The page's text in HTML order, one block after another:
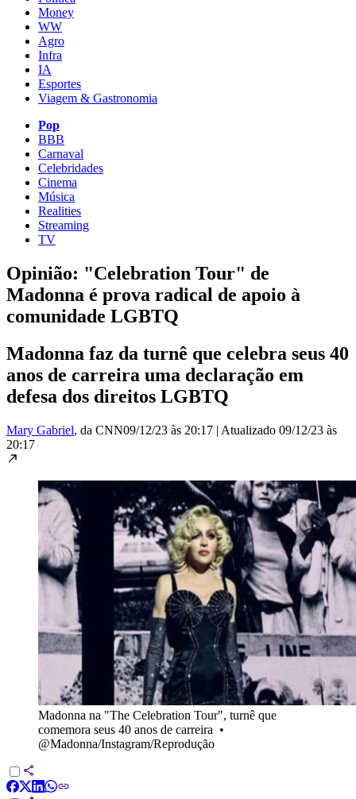
Money
WW
Agro
Infra
IA
Esportes
Viagem & Gastronomia
Pop
BBB
Carnaval
Celebridades
Cinema
Música
Realities
Streaming
TV
Opinião: "Celebration Tour" de
Madonna é prova radical de apoio à
comunidade LGBTQ
Madonna faz da turnê que celebra seus 40
anos de carreira uma declaração em
defesa dos direitos LGBTQ
Mary Gabriel, da CNN09/12/23 às 20:17 | Atualizado 09/12/23 às
20:17
Madonna na "The Celebration Tour", turnê que
comemora seus 40 anos de carreira •
@Madonna/Instagram/Reprodução